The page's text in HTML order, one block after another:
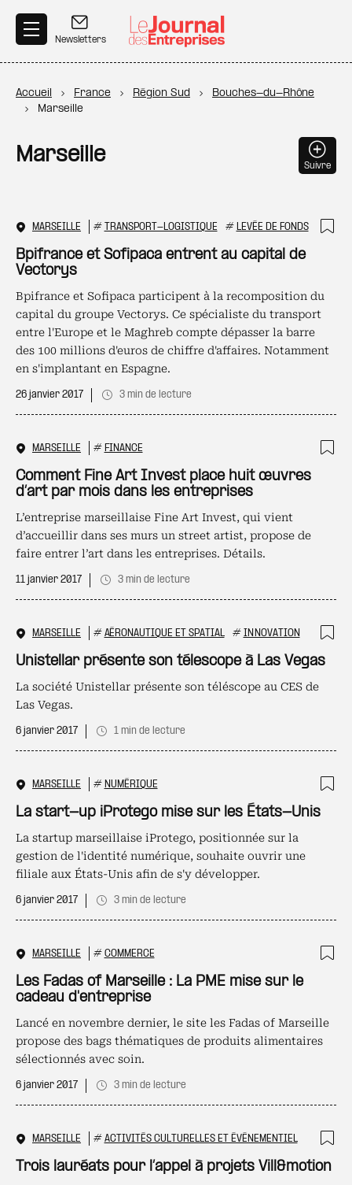
Newsletters
Fil d'Ariane
Accueil France Région Sud
Bouches-du-Rhône
Marseille
Marseille Suivre
MARSEILLE # TRANSPORT-LOGISTIQUE # LEVÉE DE FONDS
Bpifrance et Sofipaca entrent au capital de
Vectorys
Bpifrance et Sofipaca participent à la recomposition du
capital du groupe Vectorys. Ce spécialiste du transport
entre l'Europe et le Maghreb compte dépasser la barre
des 100 millions d'euros de chiffre d'affaires. Notamment
en s'implantant en Espagne.
26 janvier 2017 3 min de lecture
MARSEILLE # FINANCE
Comment Fine Art Invest place huit œuvres
d’art par mois dans les entreprises
L’entreprise marseillaise Fine Art Invest, qui vient
d’accueillir dans ses murs un street artist, propose de
faire entrer l’art dans les entreprises. Détails.
11 janvier 2017 3 min de lecture
MARSEILLE # AÉRONAUTIQUE ET SPATIAL # INNOVATION
Unistellar présente son télescope à Las Vegas
La société Unistellar présente son téléscope au CES de
Las Vegas.
6 janvier 2017 1 min de lecture
MARSEILLE # NUMÉRIQUE
La start-up iProtego mise sur les États-Unis
La startup marseillaise iProtego, positionnée sur la
gestion de l'identité numérique, souhaite ouvrir une
filiale aux États-Unis afin de s'y développer.
6 janvier 2017 3 min de lecture
MARSEILLE # COMMERCE
Les Fadas of Marseille : La PME mise sur le
cadeau d'entreprise
Lancé en novembre dernier, le site les Fadas of Marseille
propose des bags thématiques de produits alimentaires
sélectionnés avec soin.
6 janvier 2017 3 min de lecture
MARSEILLE # ACTIVITÉS CULTURELLES ET ÉVÉNEMENTIEL
Trois lauréats pour l’appel à projets Vill&motion